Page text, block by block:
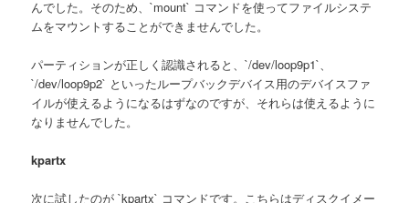
んでした。そのため、`mount` コマンドを使ってファイルシステ
ムをマウントすることができませんでした。
パーティションが正しく認識されると、`/dev/loop9p1`、
`/dev/loop9p2` といったループバックデバイス用のデバイスファ
イルが使えるようになるはずなのですが、それらは使えるように
なりませんでした。
kpartx
次に試したのが `kpartx` コマンドです。こちらはディスクイメー